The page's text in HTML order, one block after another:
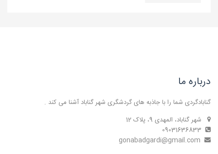
درباره ما
گنابادگردی شما را با جاذبه های گردشگری شهر گناباد آشنا می کند .
شهر گناباد، المهدی 9، پلاک 12